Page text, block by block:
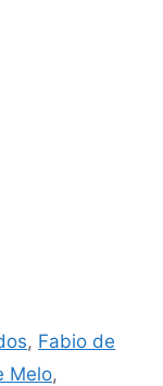
, Fabio de
Melo,